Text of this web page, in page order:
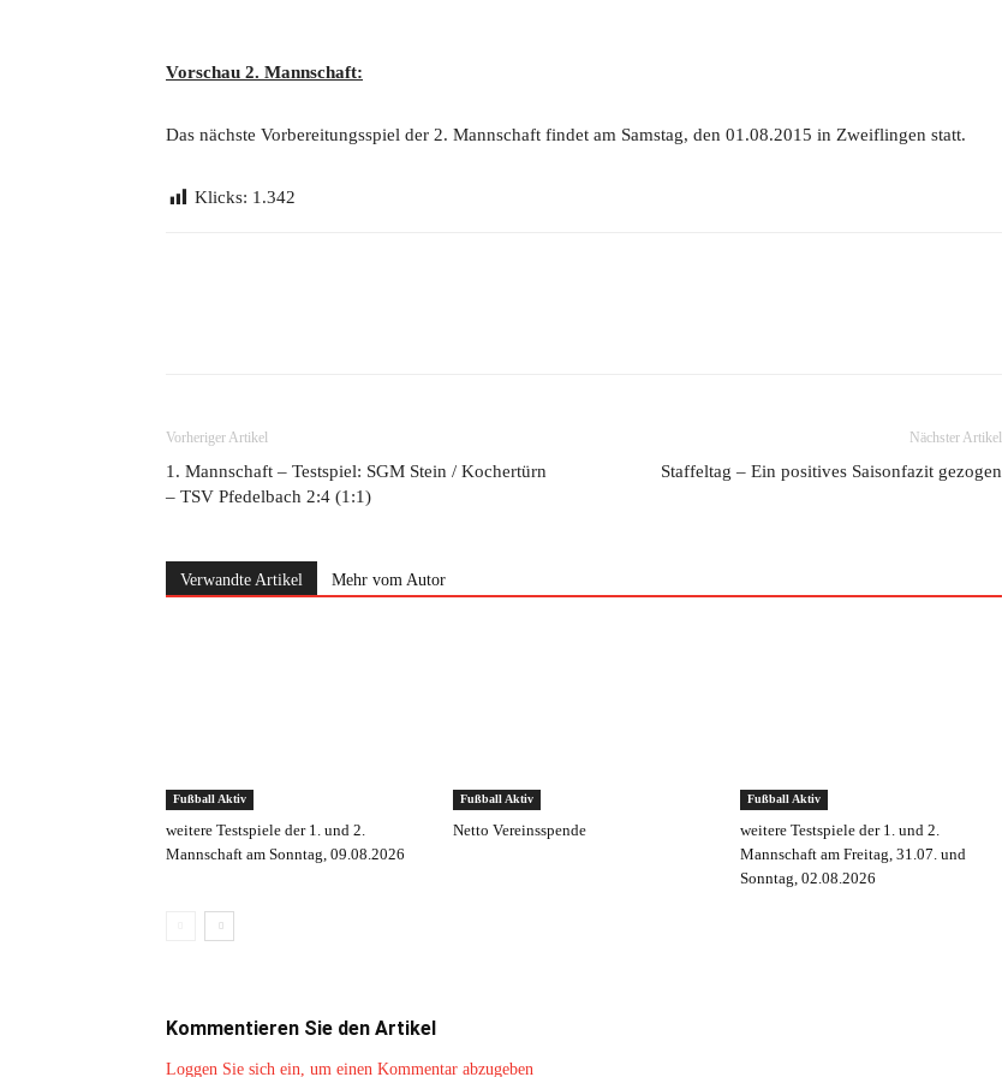
Vorschau 2. Mannschaft:
Das nächste Vorbereitungsspiel der 2. Mannschaft findet am Samstag, den 01.08.2015 in Zweiflingen statt.
Klicks: 1.342
Vorheriger Artikel
1. Mannschaft – Testspiel: SGM Stein / Kochertürn
– TSV Pfedelbach 2:4 (1:1)
Nächster Artikel
Staffeltag – Ein positives Saisonfazit gezogen
Verwandte Artikel Mehr vom Autor
Fußball Aktiv
weitere Testspiele der 1. und 2.
Mannschaft am Sonntag, 09.08.2026
Fußball Aktiv
Netto Vereinsspende
Fußball Aktiv
weitere Testspiele der 1. und 2.
Mannschaft am Freitag, 31.07. und
Sonntag, 02.08.2026
Kommentieren Sie den Artikel
Loggen Sie sich ein, um einen Kommentar abzugeben